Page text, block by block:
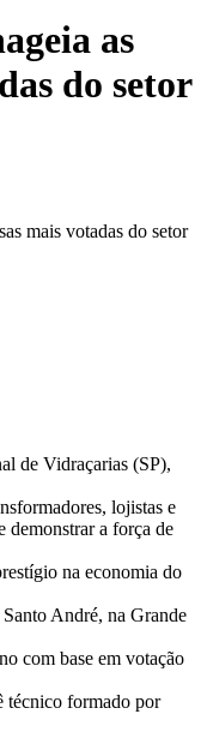
as
do setor
mais votadas do setor
de Vidraçarias (SP),
lojistas e
demonstrar a força de
na economia do
André, na Grande
com base em votação
técnico formado por